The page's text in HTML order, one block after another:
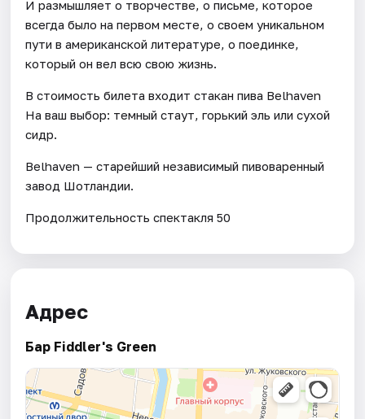
И размышляет о творчестве, о письме, которое
всегда было на первом месте, о своем уникальном
пути в американской литературе, о поединке,
который он вел всю свою жизнь.
В стоимость билета входит стакан пива Belhaven
На ваш выбор: темный стаут, горький эль или сухой
сидр.
Belhaven — старейший независимый пивоваренный
завод Шотландии.
Продолжительность спектакля 50
Адрес
Бар Fiddler's Green